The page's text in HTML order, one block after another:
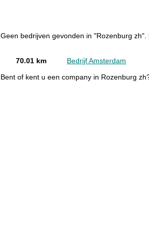
Geen bedrijven gevonden in "Rozenburg
70.01 km Bedrijf Amsterdam
Bent of kent u een company in Rozenburg